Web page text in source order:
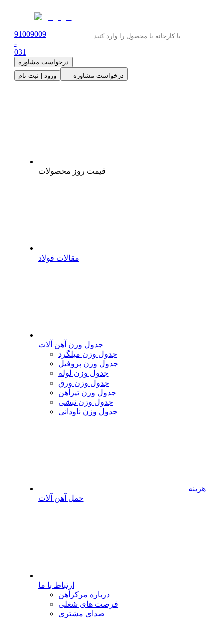
91009009
-
031
درخواست مشاوره
ورود | ثبت نام
درخواست مشاوره
قیمت روز محصولات
مقالات فولاد
جدول وزن آهن آلات
جدول وزن میلگرد
جدول وزن پروفیل
جدول وزن لوله
جدول وزن ورق
جدول وزن تیرآهن
جدول وزن نبشی
جدول وزن ناودانی
هزینه
حمل آهن آلات
ارتباط با ما
درباره مرکزآهن
فرصت های شغلی
صدای مشتری